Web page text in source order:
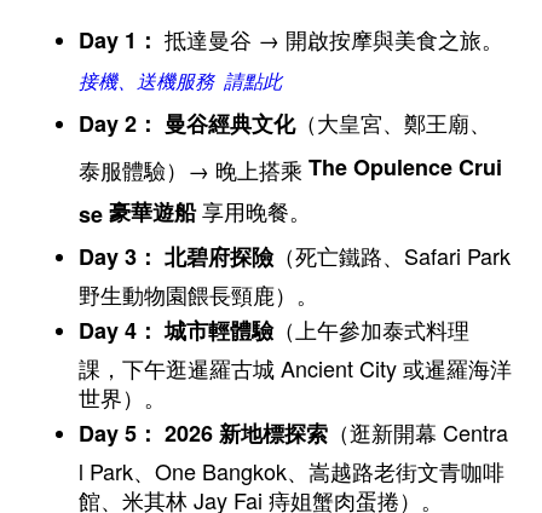
Day 1 ： 抵達曼谷 → 開啟按摩與美食之旅。
接機、送機服務 請點此
Day 2 ： 曼谷經典文化（大皇宮、鄭王廟、
泰服體驗）→ 晚上搭乘 The Opulence Crui
se 豪華遊船享用晚餐。
Day 3 ： 北碧府探險（死亡鐵路、Safari Park
野生動物園餵長頸鹿）。
Day 4 ： 城市輕體驗（上午參加泰式料理
課，下午逛暹羅古城 Ancient City 或暹羅海洋
世界）。
Day 5 ： 2026新地標探索 （逛新開幕 Centra
l Park、One Bangkok、嵩越路老街文青咖啡
館、米其林 Jay Fai 痔姐蟹肉蛋捲）。